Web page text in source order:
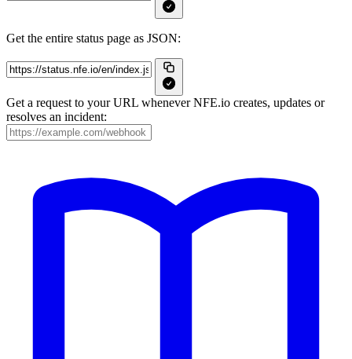
Get the entire status page as JSON:
Get a request to your URL whenever NFE.io creates, updates or
resolves an incident: